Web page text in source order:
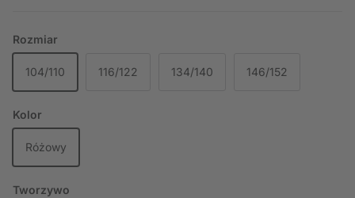
Rozmiar
104/110 116/122 134/140 146/152
Kolor
Różowy
Tworzywo